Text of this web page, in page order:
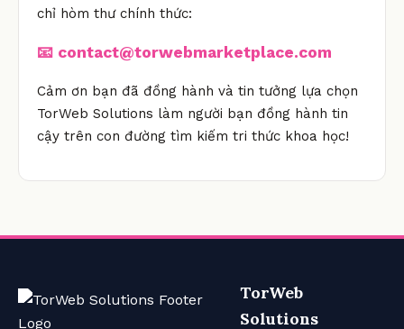
chỉ hòm thư chính thức:
📧 contact@torwebmarketplace.com
Cảm ơn bạn đã đồng hành và tin tưởng lựa chọn
TorWeb Solutions làm người bạn đồng hành tin
cậy trên con đường tìm kiếm tri thức khoa học!
TorWeb
Solutions